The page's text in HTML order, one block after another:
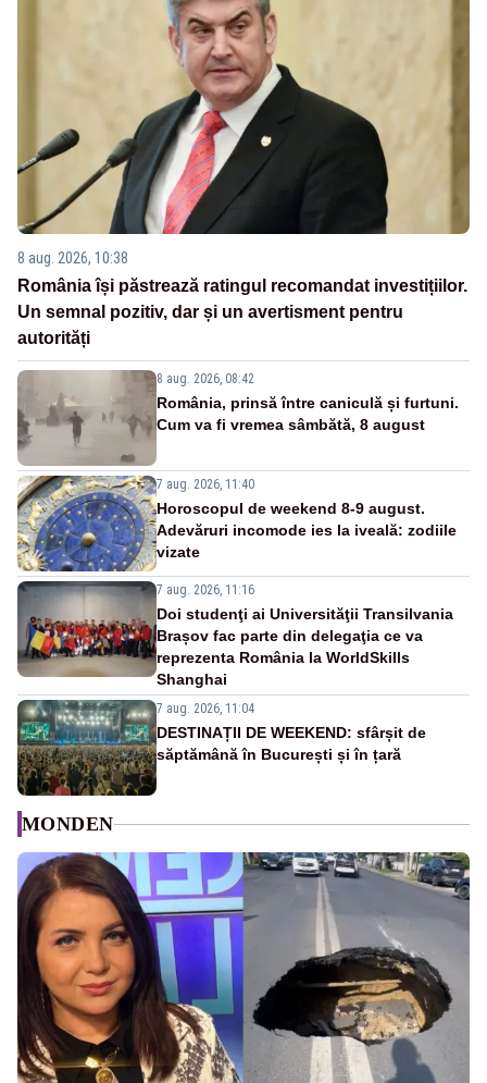
8 aug. 2026, 10:38
România își păstrează ratingul recomandat investițiilor.
Un semnal pozitiv, dar și un avertisment pentru
autorități
8 aug. 2026, 08:42
România, prinsă între caniculă și furtuni.
Cum va fi vremea sâmbătă, 8 august
7 aug. 2026, 11:40
Horoscopul de weekend 8-9 august.
Adevăruri incomode ies la iveală: zodiile
vizate
7 aug. 2026, 11:16
Doi studenţi ai Universităţii Transilvania
Brașov fac parte din delegaţia ce va
reprezenta România la WorldSkills
Shanghai
7 aug. 2026, 11:04
DESTINAȚII DE WEEKEND: sfârșit de
săptămână în București și în țară
MONDEN